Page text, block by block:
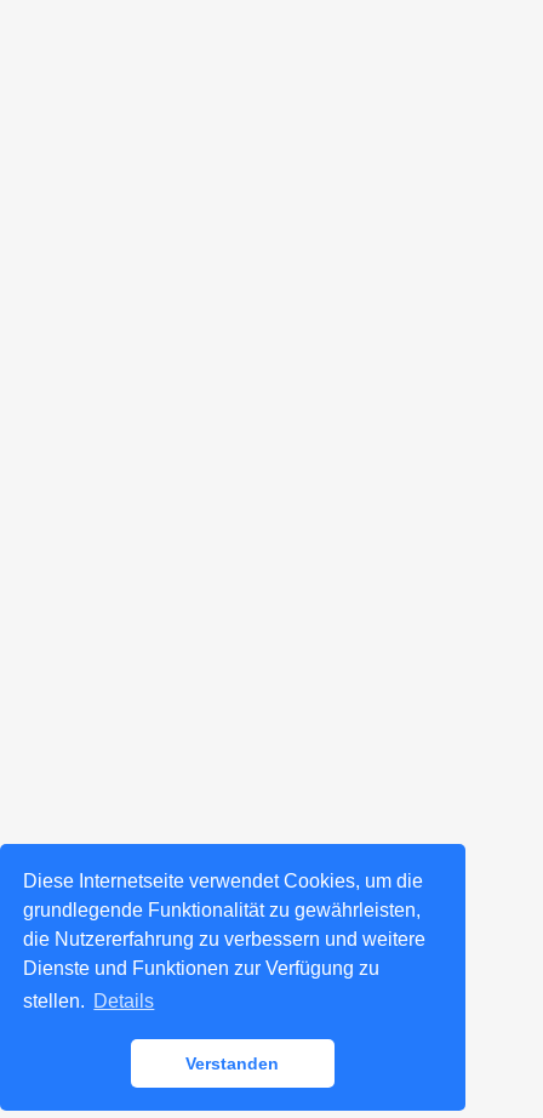
Diese Internetseite verwendet Cookies, um die
grundlegende Funktionalität zu gewährleisten,
die Nutzererfahrung zu verbessern und weitere
Dienste und Funktionen zur Verfügung zu
stellen. Details
Verstanden